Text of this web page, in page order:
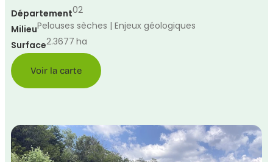
Département02
MilieuPelouses sèches | Enjeux géologiques
Surface2.3677 ha
Voir la carte